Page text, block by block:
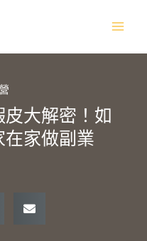
大解密！如
家做副業